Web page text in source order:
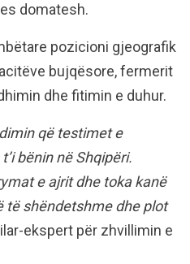
domatesh.
pozicioni gjeografik
bujqësore, fermerit
dhe fitimin e duhur.
që testimet e
bënin në Shqipëri.
e ajrit dhe toka kanë
të shëndetshme dhe plot
ekspert për zhvillimin e